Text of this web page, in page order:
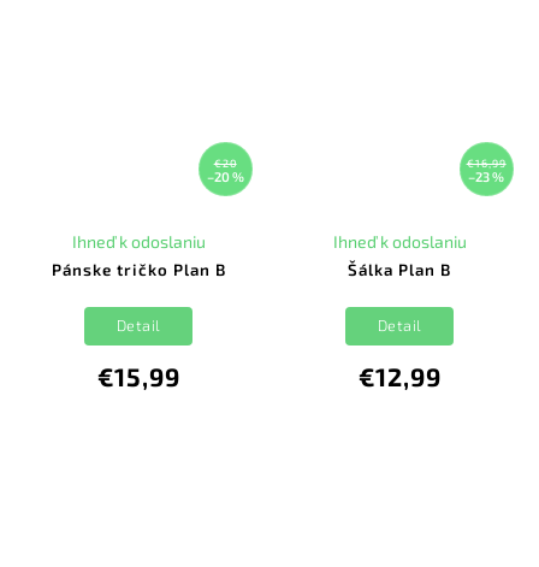
€20
–20 %
Pánske tričko Plan B
Ihneď k odoslaniu
€15,99
Detail
€16,99
–23 %
Šálka Plan B
Ihneď k odoslaniu
€12,99
Detail